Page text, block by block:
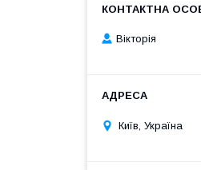
Вікторія
Київ, Україна